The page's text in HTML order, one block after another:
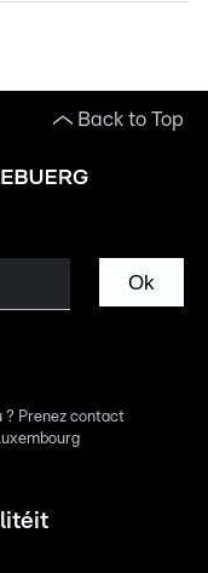
Back to Top
Ok
? Prenez contact